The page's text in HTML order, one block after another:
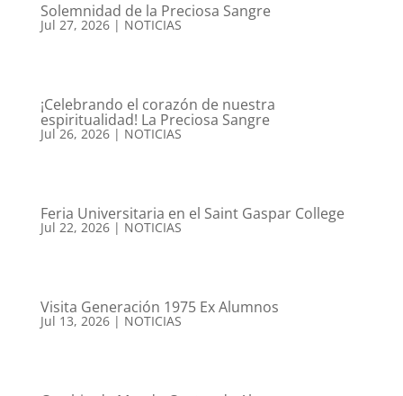
Solemnidad de la Preciosa Sangre
Jul 27, 2026| NOTICIAS
¡Celebrando el corazón de nuestra
espiritualidad! La Preciosa Sangre
Jul 26, 2026| NOTICIAS
Feria Universitaria en el Saint Gaspar College
Jul 22, 2026| NOTICIAS
Visita Generación 1975 Ex Alumnos
Jul 13, 2026| NOTICIAS